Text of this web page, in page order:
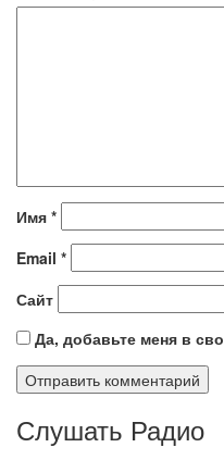
Имя *
Email *
Сайт
Да, добавьте меня в
Слушать Радио